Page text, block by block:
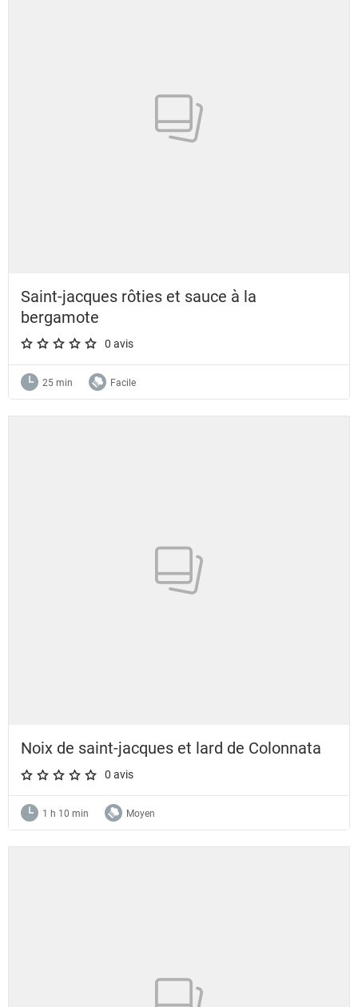
Saint-jacques rôties et sauce à la
bergamote
A star rating of 0 out of 5.
0 avis
25 min Facile
Noix de saint-jacques et lard de Colonnata
A star rating of 0 out of 5.
0 avis
1 h 10 min Moyen